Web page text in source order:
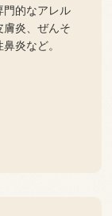
門的なアレル
膚炎、ぜんそ
炎など。